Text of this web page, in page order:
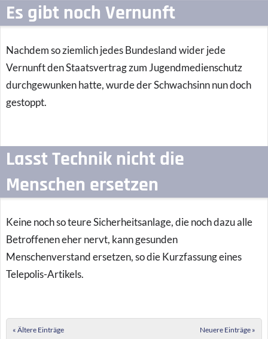
Es gibt noch Vernunft
Nachdem so ziemlich jedes Bundesland wider jede
Vernunft den Staatsvertrag zum Jugendmedienschutz
durchgewunken hatte, wurde der Schwachsinn nun doch
gestoppt.
Lasst Technik nicht die
Menschen ersetzen
Keine noch so teure Sicherheitsanlage, die noch dazu alle
Betroffenen eher nervt, kann gesunden
Menschenverstand ersetzen, so die Kurzfassung eines
Telepolis-Artikels.
Post navigation
« Ältere Einträge Neuere Einträge »